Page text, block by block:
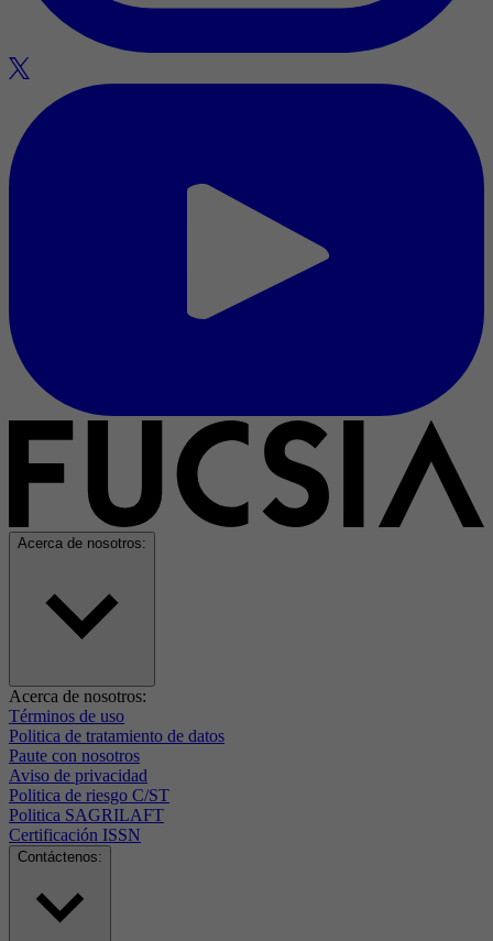
Acerca de nosotros:
Acerca de nosotros:
Términos de uso
Politica de tratamiento de datos
Paute con nosotros
Aviso de privacidad
Politica de riesgo C/ST
Politica SAGRILAFT
Certificación ISSN
Contáctenos: